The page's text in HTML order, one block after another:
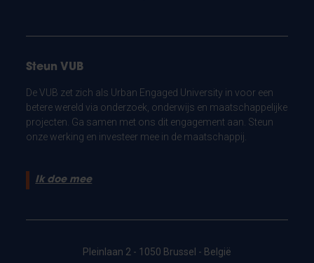
Steun VUB
De VUB zet zich als Urban Engaged University in voor een
betere wereld via onderzoek, onderwijs en maatschappelijke
projecten. Ga samen met ons dit engagement aan. Steun
onze werking en investeer mee in de maatschappij.
Ik doe mee
Pleinlaan 2 - 1050 Brussel - België